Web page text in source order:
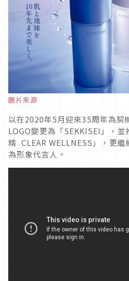
圖片來源
以在2020年5月迎來35周年為契
LOGO變更為「SEKKISEI」，
精 CLEAR WELLNESS」，更
為形象代言人。